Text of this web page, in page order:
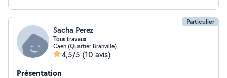
Particulier
Sacha Perez
Tous travaux
Caen (Quartier Branville)
4,5/5 (10 avis)
Présentation